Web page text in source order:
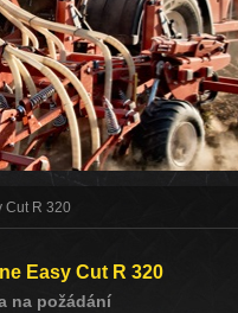
Cut R 320
Easy Cut R 320
na požádání